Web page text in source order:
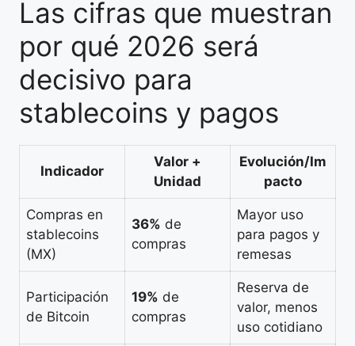
Las cifras que muestran
por qué 2026 será
decisivo para
stablecoins y pagos
Indicador
Valor +
Unidad
Evolución/Im
pacto
Compras en
stablecoins
(MX)
36% de
compras
Mayor uso
para pagos y
remesas
Participación
de Bitcoin
19% de
compras
Reserva de
valor, menos
uso cotidiano